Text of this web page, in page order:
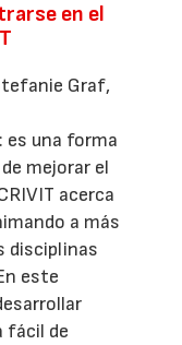
en el
Graf,
una forma
mejorar el
acerca
a más
disciplinas
este
fácil de